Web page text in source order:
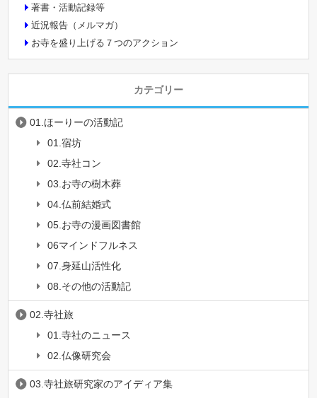
著書・活動記録等
近況報告（メルマガ）
お寺を盛り上げる７つのアクション
カテゴリー
01.ほーりーの活動記
01.宿坊
02.寺社コン
03.お寺の樹木葬
04.仏前結婚式
05.お寺の漫画図書館
06マインドフルネス
07.身延山活性化
08.その他の活動記
02.寺社旅
01.寺社のニュース
02.仏像研究会
03.寺社旅研究家のアイディア集